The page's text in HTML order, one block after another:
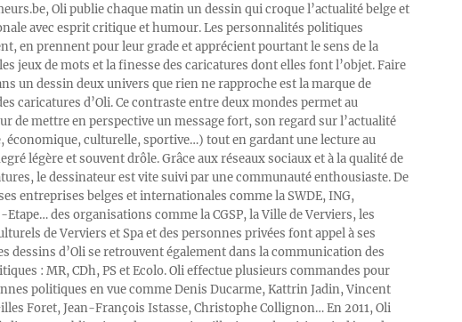
Oli publie chaque matin un dessin qui croque l’actualité belge et
avec esprit critique et humour. Les personnalités politiques
en prennent pour leur grade et apprécient pourtant le sens de la
jeux de mots et la finesse des caricatures dont elles font l’objet. Faire
un dessin deux univers que rien ne rapproche est la marque de
caricatures d’Oli. Ce contraste entre deux mondes permet au
de mettre en perspective un message fort, son regard sur l’actualité
économique, culturelle, sportive…) tout en gardant une lecture au
légère et souvent drôle. Grâce aux réseaux sociaux et à la qualité de
le dessinateur est vite suivi par une communauté enthousiaste. De
entreprises belges et internationales comme la SWDE, ING,
des organisations comme la CGSP, la Ville de Verviers, les
de Verviers et Spa et des personnes privées font appel à ses
dessins d’Oli se retrouvent également dans la communication des
: MR, CDh, PS et Ecolo. Oli effectue plusieurs commandes pour
politiques en vue comme Denis Ducarme, Kattrin Jadin, Vincent
Foret, Jean-François Istasse, Christophe Collignon… En 2011, Oli